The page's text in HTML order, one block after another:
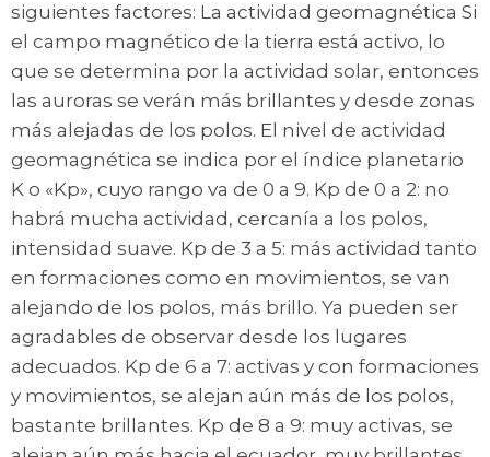
siguientes factores: La actividad geomagnética Si
el campo magnético de la tierra está activo, lo
que se determina por la actividad solar, entonces
las auroras se verán más brillantes y desde zonas
más alejadas de los polos. El nivel de actividad
geomagnética se indica por el índice planetario
K o «Kp», cuyo rango va de 0 a 9. Kp de 0 a 2: no
habrá mucha actividad, cercanía a los polos,
intensidad suave. Kp de 3 a 5: más actividad tanto
en formaciones como en movimientos, se van
alejando de los polos, más brillo. Ya pueden ser
agradables de observar desde los lugares
adecuados. Kp de 6 a 7: activas y con formaciones
y movimientos, se alejan aún más de los polos,
bastante brillantes. Kp de 8 a 9: muy activas, se